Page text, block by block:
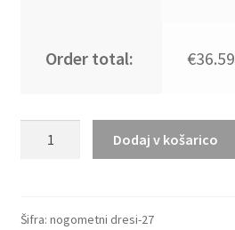
Order total: €36.59
Gostujoči
Dodaj v košarico
Šifra: nogometni dresi-27